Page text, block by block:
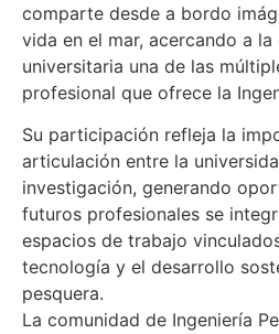
comparte desde a bordo
vida en el mar, acercando a la
universitaria una de las
profesional que ofrece la
Su participación refleja la
articulación entre la
investigación, generando
futuros profesionales se
espacios de trabajo
tecnología y el desarrollo
pesquera.
La comunidad de Ingeniería